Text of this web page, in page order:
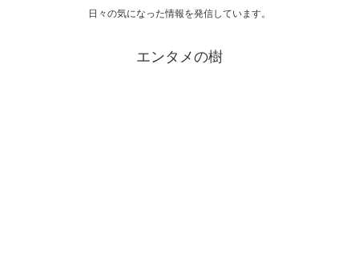
日々の気になった情報を発信しています。
エンタメの樹